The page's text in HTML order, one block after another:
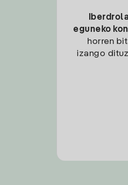
eguneko
horren
izango